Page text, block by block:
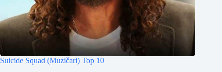
Suicide Squad (Muzičari) Top 10